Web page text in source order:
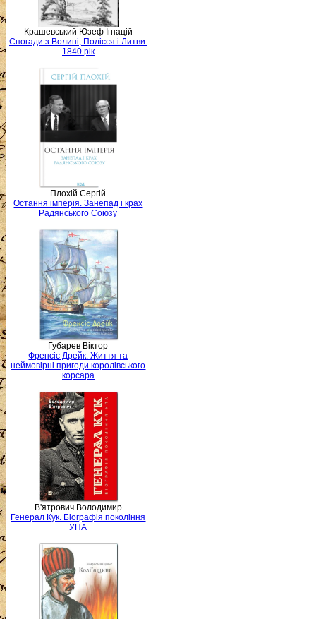
Крашевський Юзеф Ігнацій
Спогади з Волині, Полісся і Литви.
1840 рік
Плохій Сергій
Остання імперія. Занепад і крах
Радянського Союзу
Губарев Віктор
Френсіс Дрейк. Життя та
неймовірні пригоди королівського
корсара
В'ятрович Володимир
Генерал Кук. Біографія покоління
УПА